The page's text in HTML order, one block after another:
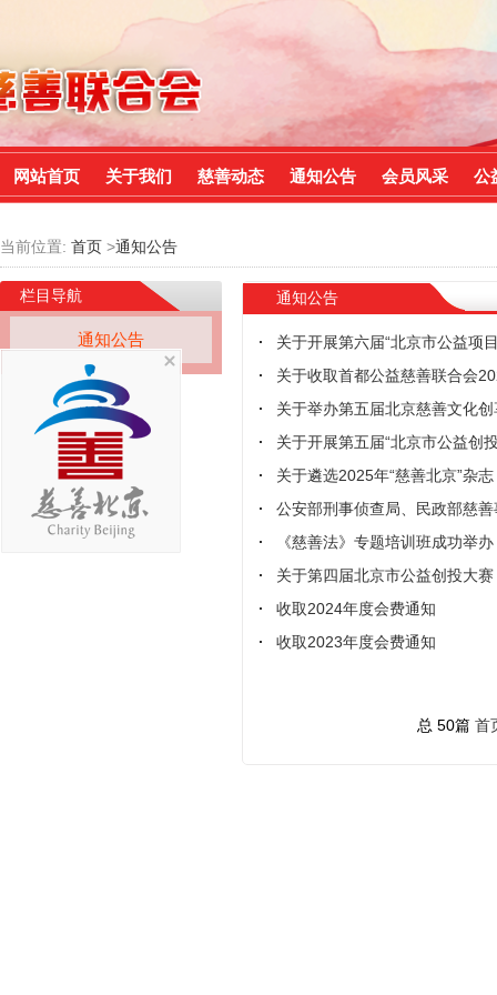
网站首页 关于我们 慈善动态 通知公告 会员风采 公
当前位置: 首页 >通知公告
栏目导航
通知公告
通知公告
关于开展第六届“北京市公益项
关于收取首都公益慈善联合会
关于举办第五届北京慈善文化
关于开展第五届“北京市公益创
关于遴选2025年“慈善北京”杂
公安部刑事侦查局、民政部慈
《慈善法》专题培训班成功举办
关于第四届北京市公益创投大
收取2024年度会费通知
收取2023年度会费通知
总 50篇 首